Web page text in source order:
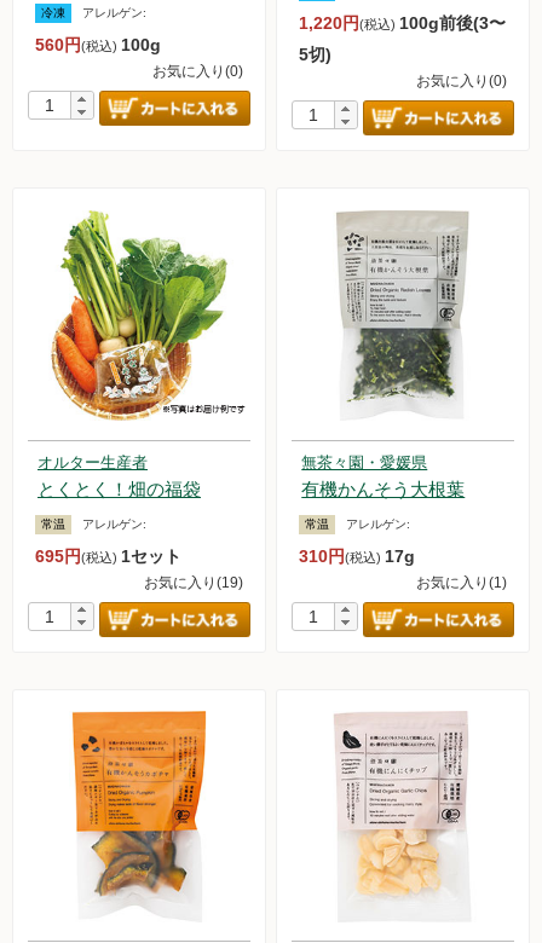
お買い物について
取扱いアイテム数について
カートについて
返品・キャンセルについて
お支払い方法について
賞味期限について
よくあるご質問
オルター品もの
取扱店のご紹介
新規募集中！
フランチャイズビジネス
定期購入について
冷凍 アレルゲン:
560円(税込) 100g
お気に入り(0)
1,220円(税込) 100g前後(3〜
5切)
お気に入り(0)
オルター生産者
とくとく！畑の福袋
常温 アレルゲン:
695円(税込) 1セット
お気に入り(19)
無茶々園・愛媛県
有機かんそう大根葉
常温 アレルゲン:
310円(税込) 17g
お気に入り(1)